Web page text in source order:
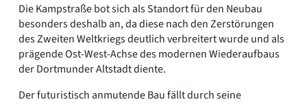
Die Kampstraße bot sich als Standort für den Neubau
besonders deshalb an, da diese nach den Zerstörungen
des Zweiten Weltkriegs deutlich verbreitert wurde und als
prägende Ost-West-Achse des modernen Wiederaufbaus
der Dortmunder Altstadt diente.
Der futuristisch anmutende Bau fällt durch seine